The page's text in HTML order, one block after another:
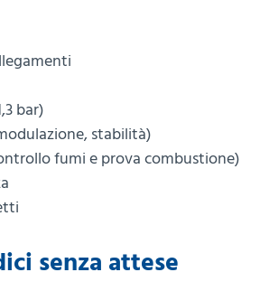
bar)
stabilità)
fumi e prova combustione)
senza attese